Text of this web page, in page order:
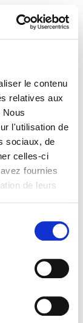
le contenu
relatives aux
l'utilisation de
sociaux, de
celles-ci
fournies
de leurs
CONTACT